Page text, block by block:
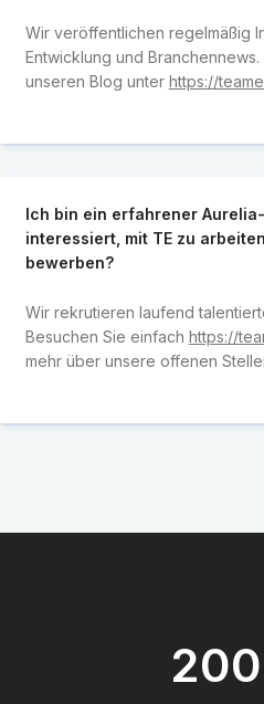
Wir veröffentlichen regelmäßig
Entwicklung und
unseren Blog unter https://
Ich bin ein erfahrener
interessiert, mit TE zu
bewerben?
Wir rekrutieren laufend
Besuchen Sie einfach https://
mehr über unsere offenen